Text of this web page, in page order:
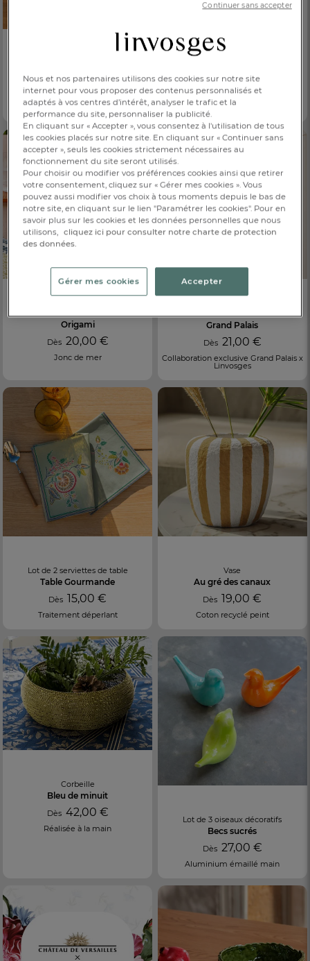
Dîner en fête
Dès42,00 €
Motifs floraux
L'impérial
Origami
Dès 20,00 €
Jonc de mer
Grand Palais
Dès 21,00 €
Collaboration exclusive Grand Palais x
Linvosges
Lot de 2 serviettes de table
Table Gourmande
Dès 15,00 €
Traitement déperlant
Vase
Au gré des canaux
Dès 19,00 €
Coton recyclé peint
Corbeille
Bleu de minuit
Dès 42,00 €
Réalisée à la main
Lot de 3 oiseaux décoratifs
Becs sucrés
Dès 27,00 €
Aluminium émaillé main
Nous et nos partenaires utilisons des cookies sur notre site
internet pour vous proposer des contenus personnalisés et
adaptés à vos centres d’intérêt, analyser le trafic et la
performance du site, personnaliser la publicité.
En cliquant sur « Accepter », vous consentez à l'utilisation de tous
les cookies placés sur notre site. En cliquant sur « Continuer sans
accepter », seuls les cookies strictement nécessaires au
fonctionnement du site seront utilisés.
Pour choisir ou modifier vos préférences cookies ainsi que retirer
votre consentement, cliquez sur « Gérer mes cookies ». Vous
pouvez aussi modifier vos choix à tous moments depuis le bas de
notre site, en cliquant sur le lien "Paramétrer les cookies". Pour en
savoir plus sur les cookies et les données personnelles que nous
utilisons, cliquez ici pour consulter notre charte de protection
des données.
Gérer mes cookies Accepter
Continuer sans accepter